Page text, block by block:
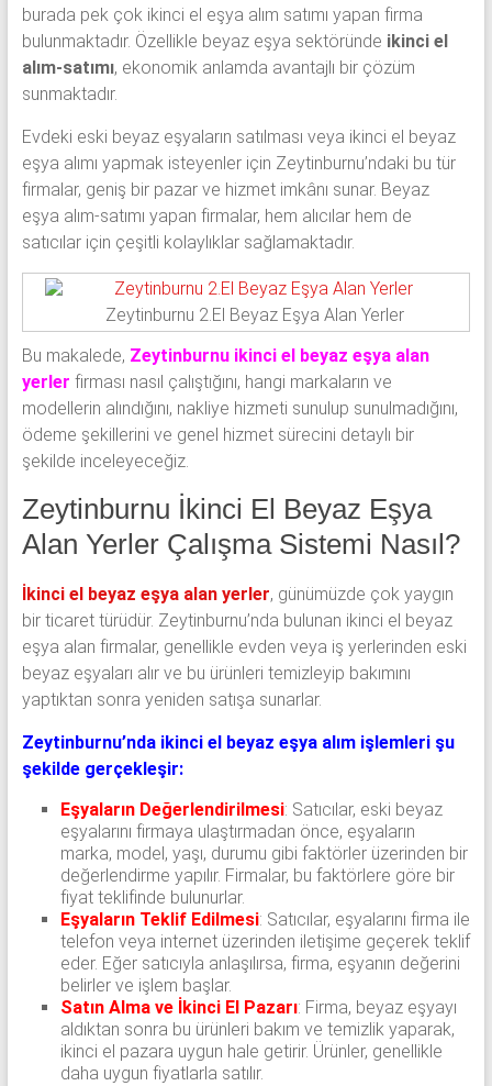
burada pek çok ikinci el eşya alım satımı yapan firma
bulunmaktadır. Özellikle beyaz eşya sektöründe ikinci el
alım-satımı, ekonomik anlamda avantajlı bir çözüm
sunmaktadır.
Evdeki eski beyaz eşyaların satılması veya ikinci el beyaz
eşya alımı yapmak isteyenler için Zeytinburnu’ndaki bu tür
firmalar, geniş bir pazar ve hizmet imkânı sunar. Beyaz
eşya alım-satımı yapan firmalar, hem alıcılar hem de
satıcılar için çeşitli kolaylıklar sağlamaktadır.
Zeytinburnu 2.El Beyaz Eşya Alan Yerler
Bu makalede, Zeytinburnu ikinci el beyaz eşya alan
yerler firması nasıl çalıştığını, hangi markaların ve
modellerin alındığını, nakliye hizmeti sunulup sunulmadığını,
ödeme şekillerini ve genel hizmet sürecini detaylı bir
şekilde inceleyeceğiz.
Zeytinburnu İkinci El Beyaz Eşya
Alan Yerler Çalışma Sistemi Nasıl?
İkinci el beyaz eşya alan yerler, günümüzde çok yaygın
bir ticaret türüdür. Zeytinburnu’nda bulunan ikinci el beyaz
eşya alan firmalar, genellikle evden veya iş yerlerinden eski
beyaz eşyaları alır ve bu ürünleri temizleyip bakımını
yaptıktan sonra yeniden satışa sunarlar.
Zeytinburnu’nda ikinci el beyaz eşya alım işlemleri şu
şekilde gerçekleşir:
Eşyaların Değerlendirilmesi: Satıcılar, eski beyaz
eşyalarını firmaya ulaştırmadan önce, eşyaların
marka, model, yaşı, durumu gibi faktörler üzerinden bir
değerlendirme yapılır. Firmalar, bu faktörlere göre bir
fiyat teklifinde bulunurlar.
Eşyaların Teklif Edilmesi: Satıcılar, eşyalarını firma ile
telefon veya internet üzerinden iletişime geçerek teklif
eder. Eğer satıcıyla anlaşılırsa, firma, eşyanın değerini
belirler ve işlem başlar.
Satın Alma ve İkinci El Pazarı: Firma, beyaz eşyayı
aldıktan sonra bu ürünleri bakım ve temizlik yaparak,
ikinci el pazara uygun hale getirir. Ürünler, genellikle
daha uygun fiyatlarla satılır.